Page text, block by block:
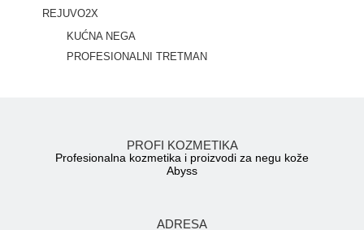
REJUVO2X
KUĆNA NEGA
PROFESIONALNI TRETMAN
PROFI KOZMETIKA
Profesionalna kozmetika i proizvodi za negu kože
Abyss
ADRESA